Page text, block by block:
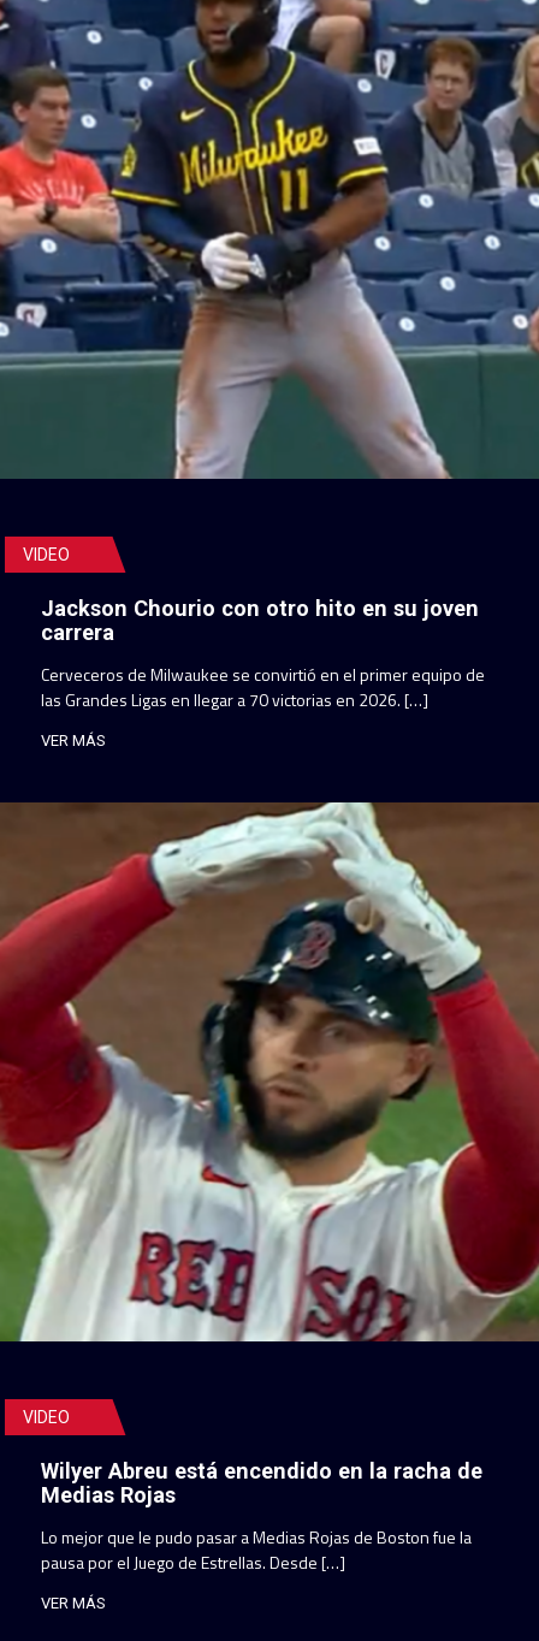
VIDEO
Jackson Chourio con otro hito en su joven
carrera
Cerveceros de Milwaukee se convirtió en el primer equipo de
las Grandes Ligas en llegar a 70 victorias en 2026. […]
VER MÁS
VIDEO
Wilyer Abreu está encendido en la racha de
Medias Rojas
Lo mejor que le pudo pasar a Medias Rojas de Boston fue la
pausa por el Juego de Estrellas. Desde […]
VER MÁS